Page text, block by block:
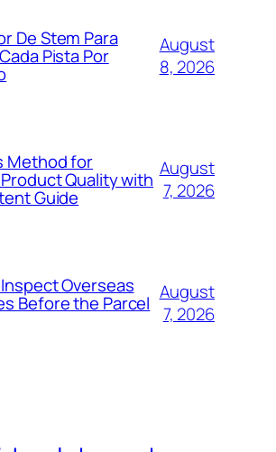
De Stem Para
Pista Por
August
8, 2026
Method for
Quality with
Guide
August
7, 2026
Overseas
Before the Parcel August
7, 2026